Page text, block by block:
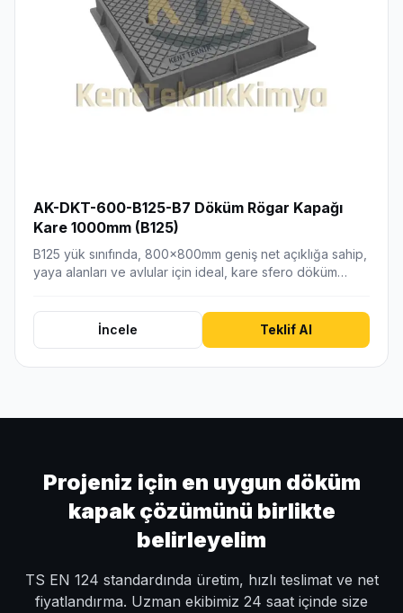
AK-DKT-600-B125-B7 Döküm Rögar Kapağı
Kare 1000mm (B125)
B125 yük sınıfında, 800x800mm geniş net açıklığa sahip,
yaya alanları ve avlular için ideal, kare sfero döküm…
İncele Teklif Al
Projeniz için en uygun döküm
kapak çözümünü birlikte
belirleyelim
TS EN 124 standardında üretim, hızlı teslimat ve net
fiyatlandırma. Uzman ekibimiz 24 saat içinde size